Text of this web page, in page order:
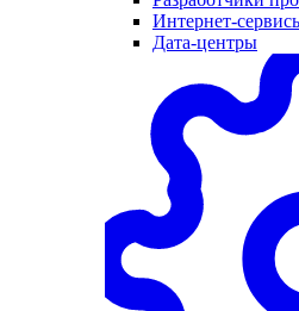
Интернет-
Дата-центры